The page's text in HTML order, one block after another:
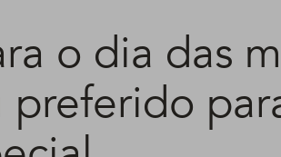
o dia das
preferido